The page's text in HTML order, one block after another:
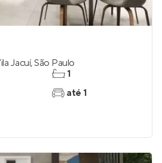
Jacuí,São Paulo
1
até 1